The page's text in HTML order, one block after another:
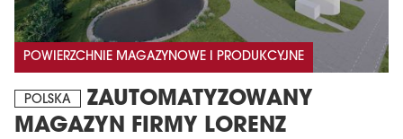
POWIERZCHNIE MAGAZYNOWE I PRODUKCYJNE
POLSKA
ZAUTOMATYZOWANY
MAGAZYN FIRMY LORENZ